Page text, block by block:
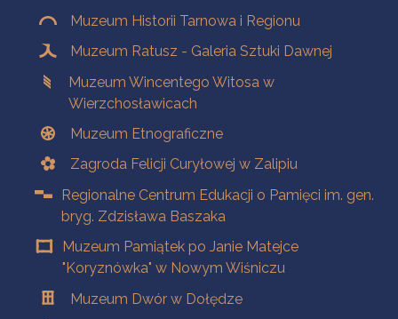
Muzeum Historii Tarnowa i Regionu
Muzeum Ratusz - Galeria Sztuki Dawnej
Muzeum Wincentego Witosa w
Wierzchosławicach
Muzeum Etnograficzne
Zagroda Felicji Curyłowej w Zalipiu
Regionalne Centrum Edukacji o Pamięci im. gen.
bryg. Zdzisława Baszaka
Muzeum Pamiątek po Janie Matejce
"Koryznówka" w Nowym Wiśniczu
Muzeum Dwór w Dołędze